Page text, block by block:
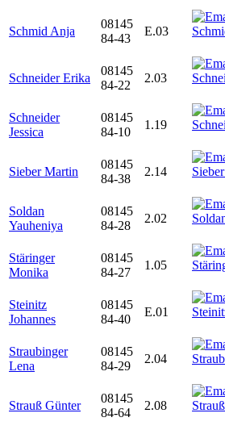
Schmid Anja
08145
84-43
E.03
Schneider Erika
08145
84-22
2.03
Schneider
Jessica
08145
84-10
1.19
Sieber Martin
08145
84-38
2.14
Soldan
Yauheniya
08145
84-28
2.02
Stäringer
Monika
08145
84-27
1.05
Steinitz
Johannes
08145
84-40
E.01
Straubinger
Lena
08145
84-29
2.04
Strauß Günter
08145
84-64
2.08